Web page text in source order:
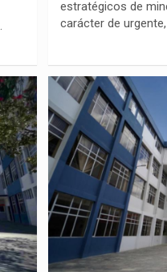
estratégicos de
carácter de urgente,